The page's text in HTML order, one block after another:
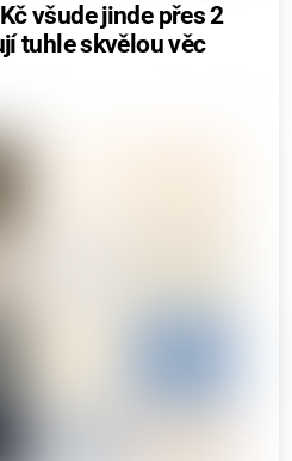
všude jinde přes 2
tuhle skvělou věc